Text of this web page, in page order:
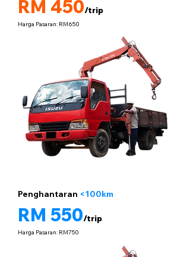
RM 450/trip
Harga Pasaran: RM650
Penghantaran <100km
RM 550/trip
Harga Pasaran: RM750